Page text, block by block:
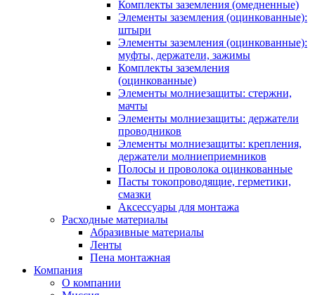
Комплекты заземления (омедненные)
Элементы заземления (оцинкованные):
штыри
Элементы заземления (оцинкованные):
муфты, держатели, зажимы
Комплекты заземления
(оцинкованные)
Элементы молниезащиты: стержни,
мачты
Элементы молниезащиты: держатели
проводников
Элементы молниезащиты: крепления,
держатели молниеприемников
Полосы и проволока оцинкованные
Пасты токопроводящие, герметики,
смазки
Аксессуары для монтажа
Расходные материалы
Абразивные материалы
Ленты
Пена монтажная
Компания
О компании